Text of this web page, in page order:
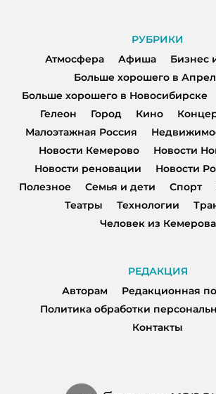
РУБРИКИ
Атмосфера
Афиша
Бизнес
Больше хорошего в
Больше хорошего в Новосибирске
Гелеон
Город Кино
Малоэтажная Россия
Новости Кемерово
Новости
Новости реновации
Новости
Полезное
Семья и дети Спорт
Театры
Технологии
Человек из Кемерова
РЕДАКЦИЯ
Авторам
Редакционная
Политика обработки
Контакты